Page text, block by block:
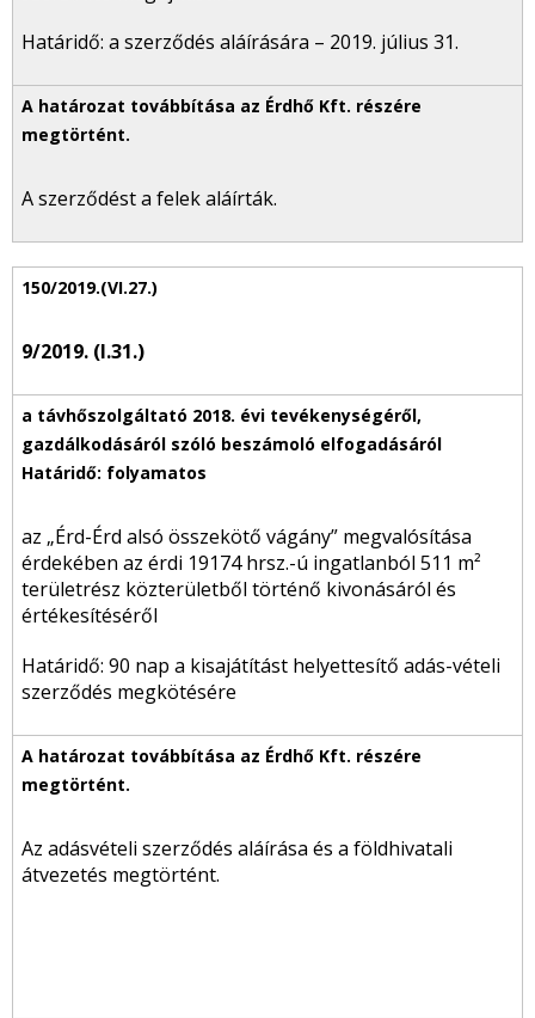
Határidő: a szerződés aláírására – 2019. július 31.
A szerződést a felek aláírták.
9/2019. (I.31.)
az „Érd-Érd alsó összekötő vágány” megvalósítása
érdekében az érdi 19174 hrsz.-ú ingatlanból 511 m²
területrész közterületből történő kivonásáról és
értékesítéséről
Határidő: 90 nap a kisajátítást helyettesítő adás-vételi
szerződés megkötésére
Az adásvételi szerződés aláírása és a földhivatali
átvezetés megtörtént.